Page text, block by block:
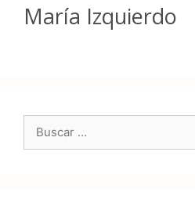
María Izquierdo